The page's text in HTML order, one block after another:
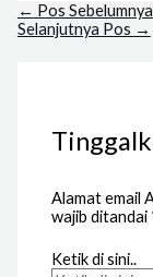
← Pos Sebelumnya
Selanjutnya Pos →
Alamat email
wajib ditandai
Ketik di sini..